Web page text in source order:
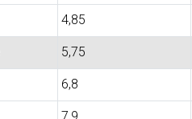
4,85
5,75
6,8